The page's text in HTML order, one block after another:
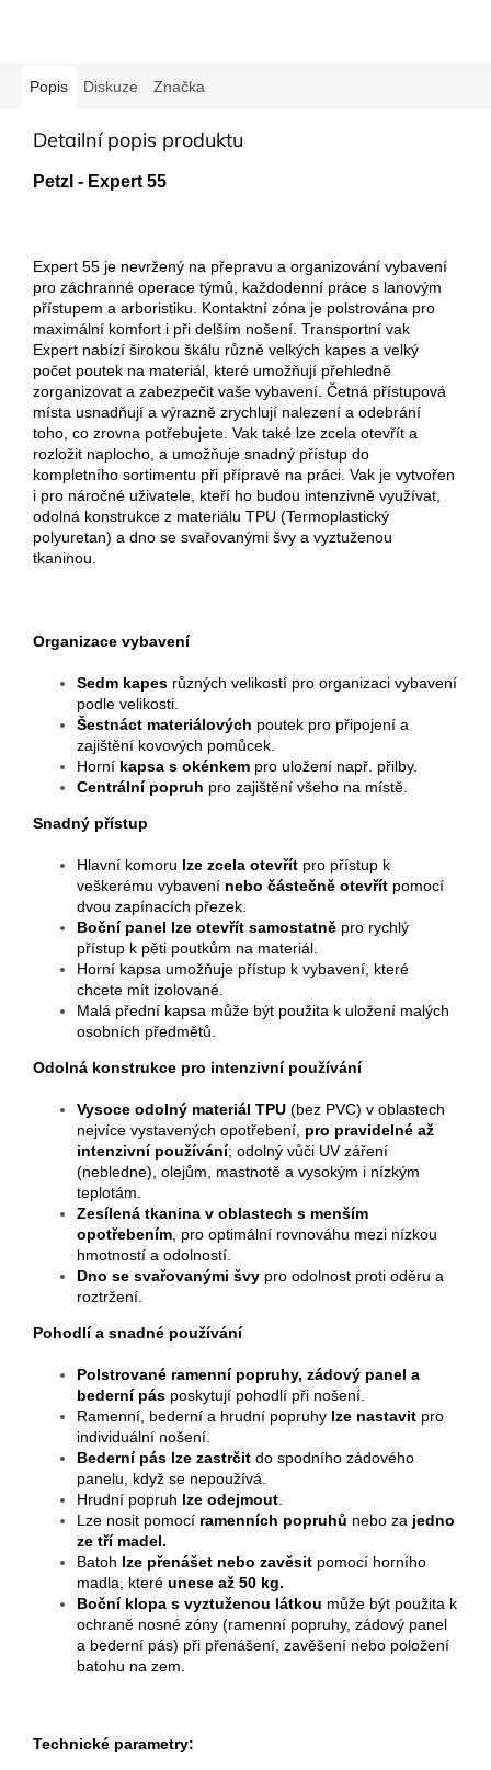
Popis Diskuze Značka
Detailní popis produktu
Petzl - Expert 55
Expert 55 je nevržený na přepravu a organizování vybavení
pro záchranné operace týmů, každodenní práce s lanovým
přístupem a arboristiku. Kontaktní zóna je polstrována pro
maximální komfort i při delším nošení. Transportní vak
Expert nabízí širokou škálu různě velkých kapes a velký
počet poutek na materiál, které umožňují přehledně
zorganizovat a zabezpečit vaše vybavení. Četná přístupová
místa usnadňují a výrazně zrychlují nalezení a odebrání
toho, co zrovna potřebujete. Vak také lze zcela otevřít a
rozložit naplocho, a umožňuje snadný přístup do
kompletního sortimentu při přípravě na práci. Vak je vytvořen
i pro náročné uživatele, kteří ho budou intenzivně využívat,
odolná konstrukce z materiálu TPU (Termoplastický
polyuretan) a dno se svařovanými švy a vyztuženou
tkaninou.
Organizace vybavení
Sedm kapes různých velikostí pro organizaci vybavení
podle velikosti.
Šestnáct materiálových poutek pro připojení a
zajištění kovových pomůcek.
Horní kapsa s okénkem pro uložení např. přilby.
Centrální popruh pro zajištění všeho na místě.
Snadný přístup
Hlavní komoru lze zcela otevřít pro přístup k
veškerému vybavení nebo částečně otevřít pomocí
dvou zapínacích přezek.
Boční panel lze otevřít samostatně pro rychlý
přístup k pěti poutkům na materiál.
Horní kapsa umožňuje přístup k vybavení, které
chcete mít izolované.
Malá přední kapsa může být použita k uložení malých
osobních předmětů.
Odolná konstrukce pro intenzivní používání
Vysoce odolný materiál TPU (bez PVC) v oblastech
nejvíce vystavených opotřebení, pro pravidelné až
intenzivní používání; odolný vůči UV záření
(nebledne), olejům, mastnotě a vysokým i nízkým
teplotám.
Zesílená tkanina v oblastech s menším
opotřebením , pro optimální rovnováhu mezi nízkou
hmotností a odolností.
Dno se svařovanými švy pro odolnost proti oděru a
roztržení.
Pohodlí a snadné používání
Polstrované ramenní popruhy, zádový panel a
bederní pás poskytují pohodlí při nošení.
Ramenní, bederní a hrudní popruhy lze nastavit pro
individuální nošení.
Bederní pás lze zastrčit do spodního zádového
panelu, když se nepoužívá.
Hrudní popruh lze odejmout
Lze nosit pomocí ramenních popruhů nebo za jedno
ze tří madel.
Batoh lze přenášet nebo zavěsit pomocí horního
madla, které unese až 50 kg.
Boční klopa s vyztuženou látkou může být použita k
ochraně nosné zóny (ramenní popruhy, zádový panel
a bederní pás) při přenášení, zavěšení nebo položení
batohu na zem.
Technické parametry: